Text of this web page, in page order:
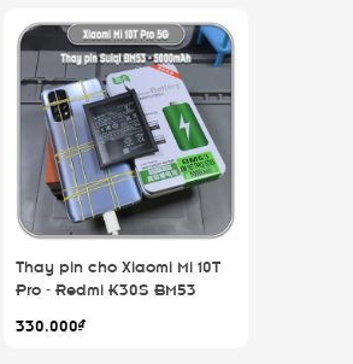
Thay pin cho Xiaomi Mi 10T
Pro - Redmi K30S BM53
330.000₫